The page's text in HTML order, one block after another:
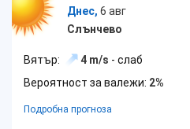
Днес, 6 авг
Слънчево
Вятър: 4 m/s - слаб
Вероятност за валежи: 2%
Подробна прогноза